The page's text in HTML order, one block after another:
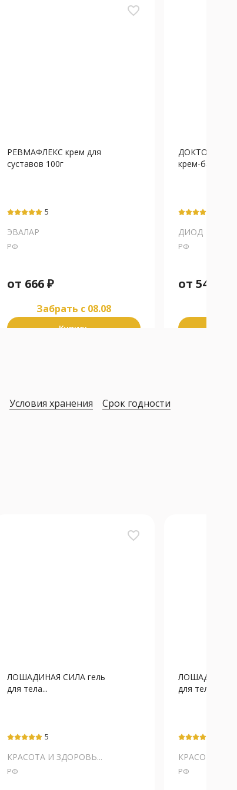
favorite_border
РЕВМАФЛЕКС крем для
суставов 100г
5
ЭВАЛАР
РФ
от 666₽
Забрать c 08.08
Купить
ДОКТОР
крем-бальзам
ДИОД
РФ
от 546
Условия хранения Срок годности
favorite_border
ЛОШАДИНАЯ СИЛА гель
для тела...
5
КРАСОТА И ЗДОРОВЬ...
РФ
ЛОШАДИНАЯ
для тела...
КРАСОТА И
РФ